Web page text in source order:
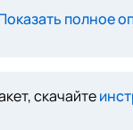
полное
скачайте